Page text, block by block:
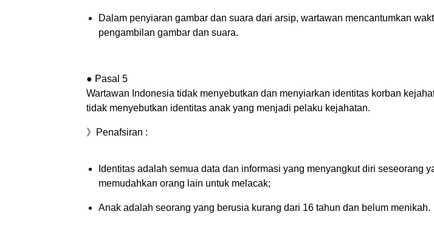
Dalam penyiaran gambar dan suara dari arsip, wartawan mencantumkan
pengambilan gambar dan suara.
● Pasal 5
Wartawan Indonesia tidak menyebutkan dan menyiarkan identitas korban
tidak menyebutkan identitas anak yang menjadi pelaku kejahatan.
》Penafsiran :
Identitas adalah semua data dan informasi yang menyangkut diri seseorang
memudahkan orang lain untuk melacak;
Anak adalah seorang yang berusia kurang dari 16 tahun dan belum menikah.